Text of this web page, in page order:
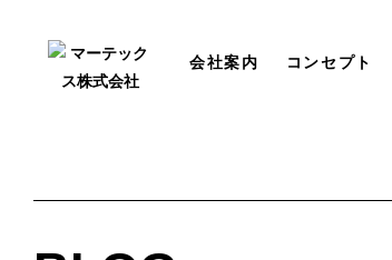
会社案内 コンセプト